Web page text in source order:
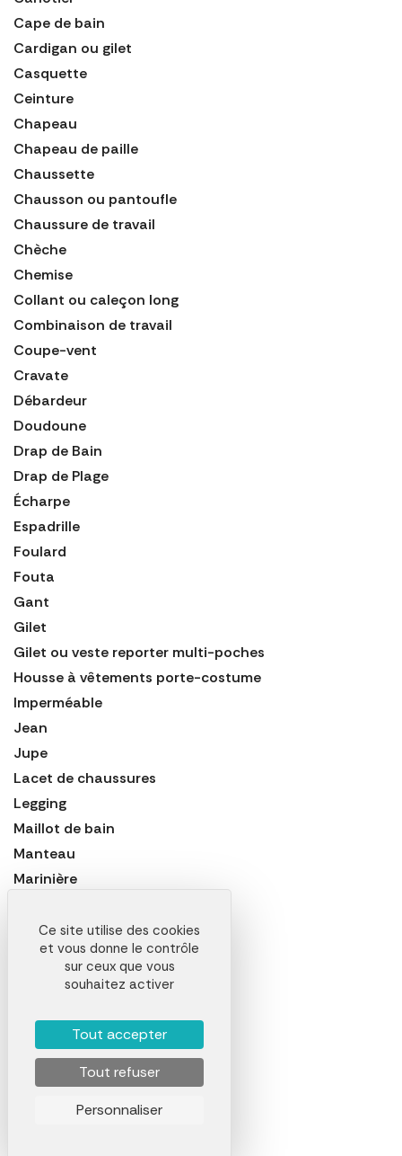
Cape de bain
Cardigan ou gilet
Casquette
Ceinture
Chapeau
Chapeau de paille
Chaussette
Chausson ou pantoufle
Chaussure de travail
Chèche
Chemise
Collant ou caleçon long
Combinaison de travail
Coupe-vent
Cravate
Débardeur
Doudoune
Drap de Bain
Drap de Plage
Écharpe
Espadrille
Foulard
Fouta
Gant
Gilet
Gilet ou veste reporter multi-poches
Housse à vêtements porte-costume
Imperméable
Jean
Jupe
Lacet de chaussures
Legging
Maillot de bain
Manteau
Marinière
Nappe
Noeud Papillon
Paire de Sneakers
Pantalon de Sport
Pantalon de Travail
Paréo
Ce site utilise des cookies
et vous donne le contrôle
sur ceux que vous
souhaitez activer
Tout accepter
Tout refuser
Personnaliser